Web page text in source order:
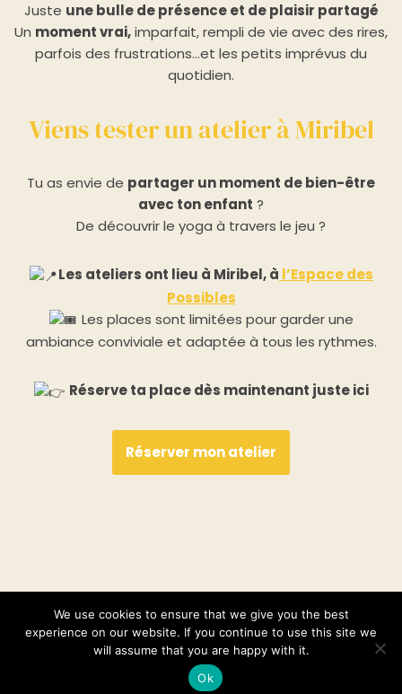
Juste une bulle de présence et de plaisir partagé
Un moment vrai,imparfait, rempli de vie avec des rires,
parfois des frustrations…et les petits imprévus du
quotidien.
Viens tester un atelier à Miribel
Tu as envie de partager un moment de bien-être
avec ton enfant ?
De découvrir le yoga à travers le jeu ?
Les ateliers ont lieu à Miribel, à l’Espace des
Possibles
Les places sont limitées pour garder une
ambiance conviviale et adaptée à tous les rythmes.
Réserve ta place dès maintenant juste ici
Réserver mon atelier
We use cookies to ensure that we give you the best
experience on our website. If you continue to use this site we
will assume that you are happy with it.
Ok